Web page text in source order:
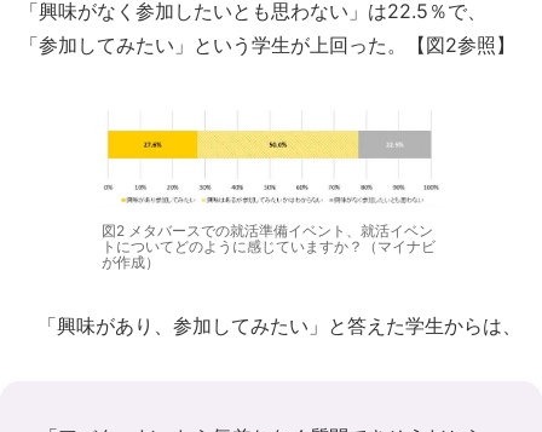
「興味がなく参加したいとも思わない」は22.5％で、
「参加してみたい」という学生が上回った。【図2参照】
図2 メタバースでの就活準備イベント、就活イベン
トについてどのように感じていますか？（マイナビ
が作成）
「興味があり、参加してみたい」と答えた学生からは、